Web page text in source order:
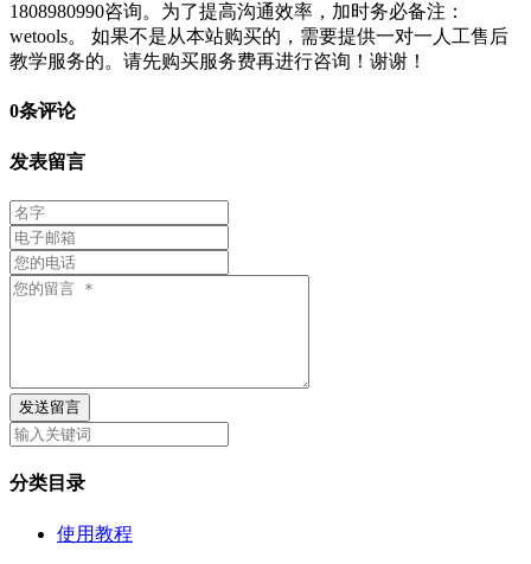
1808980990咨询。为了提高沟通效率，加时务必备注：
wetools。 如果不是从本站购买的，需要提供一对一人工售后
教学服务的。请先购买服务费再进行咨询！谢谢！
0条评论
发表留言
发送留言
分类目录
使用教程